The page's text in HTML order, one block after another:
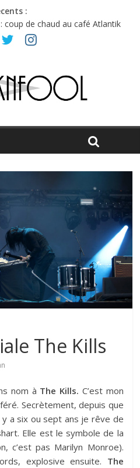
:
coup de chaud au café Atlantik
et émotions en hausse
de choisir entre chaleur et bonne
: entre bière, métal et
de pop du Professeur Puth
The Kills
nom à The Kills. C’est mon
Secrètement, depuis que
y a six ou sept ans je rêve de
Elle est le symbole de la
c’est pas Marilyn Monroe).
explosive ensuite. The